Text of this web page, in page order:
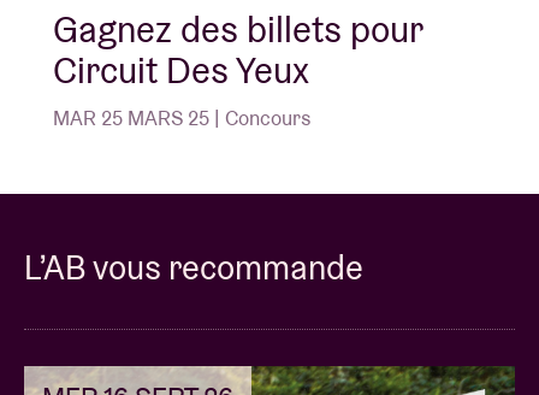
Gagnez des billets pour
Circuit Des Yeux
MAR 25 MARS 25 | Concours
L’AB vous recommande